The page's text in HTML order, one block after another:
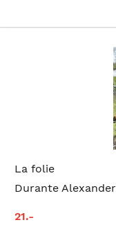
La folie
Durante Alexander
21.-